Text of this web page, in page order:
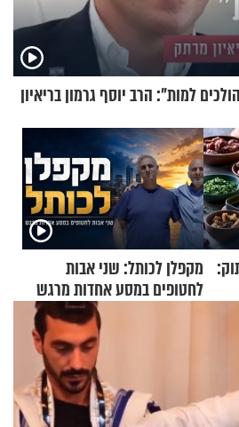
למות": הרב יוסף גרמון בריאיון
מקפלן לכותל: שני אבות
לחטופים במסע אחדות מרגש